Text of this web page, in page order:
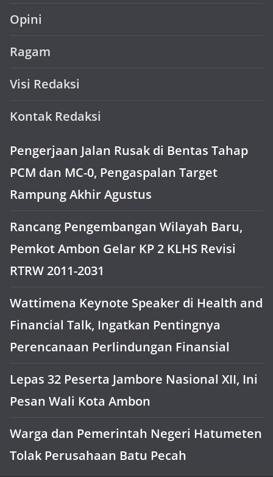
Opini
Ragam
Visi Redaksi
Kontak Redaksi
Pengerjaan Jalan Rusak di Bentas Tahap
PCM dan MC-0, Pengaspalan Target
Rampung Akhir Agustus
Rancang Pengembangan Wilayah Baru,
Pemkot Ambon Gelar KP 2 KLHS Revisi
RTRW 2011-2031
Wattimena Keynote Speaker di Health and
Financial Talk, Ingatkan Pentingnya
Perencanaan Perlindungan Finansial
Lepas 32 Peserta Jambore Nasional XII, Ini
Pesan Wali Kota Ambon
Warga dan Pemerintah Negeri Hatumeten
Tolak Perusahaan Batu Pecah